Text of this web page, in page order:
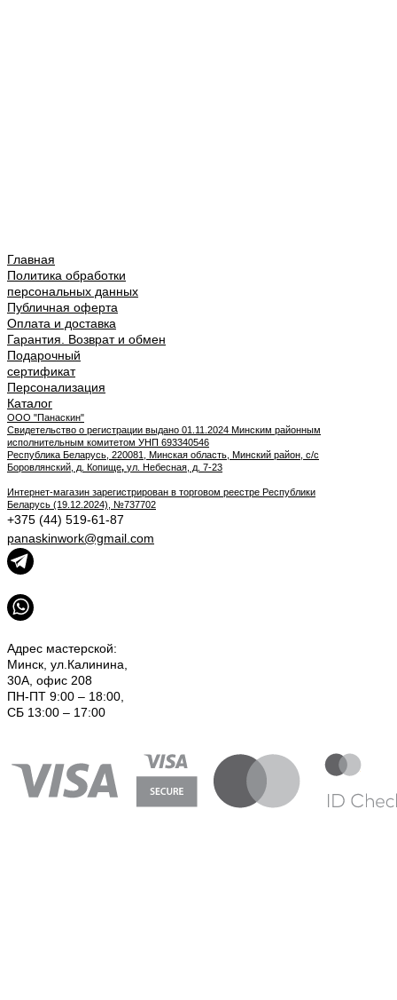
Главная
Политика обработки
персональных данных
Публичная оферта
Оплата и доставка
Гарантия. Возврат и обмен
Подарочный
сертификат
Персонализация
Каталог
ООО "Панаскин"
Свидетельство о регистрации выдано 01.11.2024 Минским районным
исполнительным комитетом УНП 693340546
Республика Беларусь, 220081, Минская область, Минский район, с/с
Боровлянский, д. Копище, ул. Небесная, д. 7-23
Интернет-магазин зарегистрирован в торговом реестре Республики
Беларусь (19.12.2024), №737702
+375 (44) 519-61-87
panaskinwork@gmail.com
Адрес мастерской:
Минск, ул.Калинина,
30А, офис 208
ПН-ПТ 9:00 – 18:00,
СБ 13:00 – 17:00